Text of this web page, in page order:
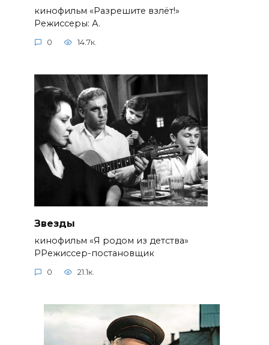
кинофильм «Разрешите взлёт!»
Режиссеры: А.
0 14.7к.
Звезды
кинофильм «Я родом из детства»
РРежиссер-постановщик
0 21.1к.